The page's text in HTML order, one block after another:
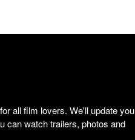
all film lovers. We'll update you
can watch trailers, photos and